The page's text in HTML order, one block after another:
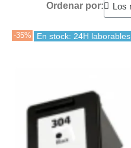
Ordenar por:
-35% En stock: 24H laborables